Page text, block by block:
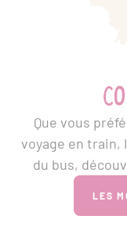
Que vous
voyage en train,
du bus,
LES